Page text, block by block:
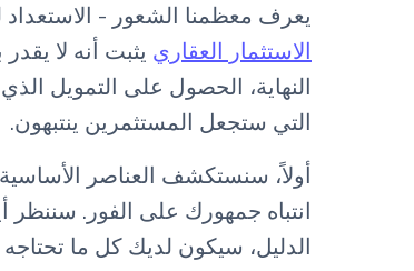
يعرف معظمنا الشعور - الاستعداد
الاستثمار العقاري يثبت أنه لا
النهاية، الحصول على التمويل
التي ستجعل المستثمرين ينتبهون.
أولاً، سنستكشف العناصر
انتباه جمهورك على الفور.
الدليل، سيكون لديك كل ما